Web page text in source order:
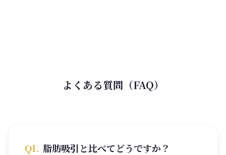
よくある質問（FAQ）
Q1. 脂肪吸引と比べてどうですか？